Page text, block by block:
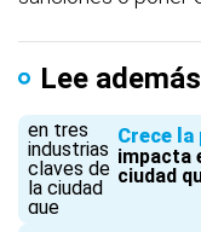
Lee además
Crece
impacta
ciudad